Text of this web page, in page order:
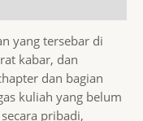
yang tersebar di
kabar, dan
dan bagian
kuliah yang belum
pribadi,